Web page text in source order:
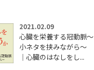
2021.02.09
心臓を栄養する冠動脈～
小ネタを挟みながら～
｜心臓のはなしをし...